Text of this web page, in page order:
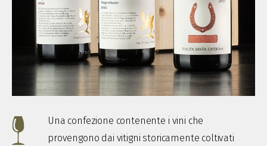
Una confezione contenente i vini che
provengono dai vitigni storicamente coltivati